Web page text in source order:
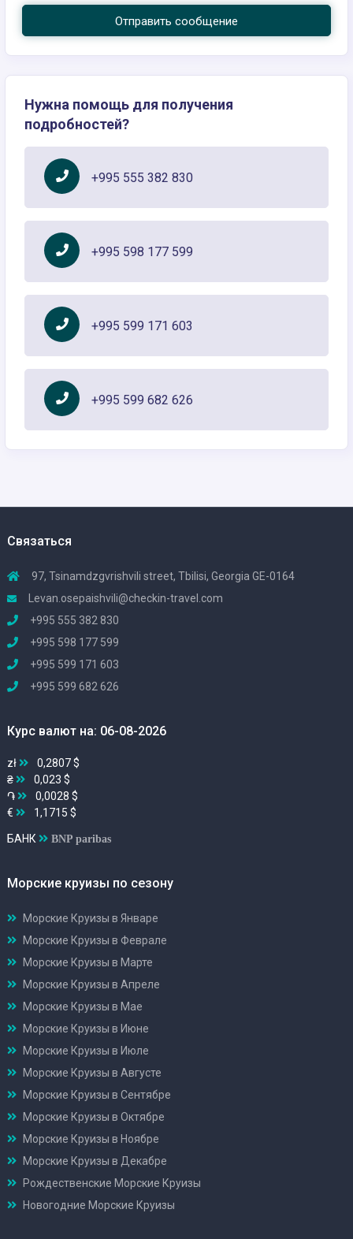
Отправить сообщение
Нужна помощь для получения
подробностей?
+995 555 382 830
+995 598 177 599
+995 599 171 603
+995 599 682 626
Связаться
97, Tsinamdzgvrishvili street, Tbilisi, Georgia GE-0164
Levan.osepaishvili@checkin-travel.com
+995 555 382 830
+995 598 177 599
+995 599 171 603
+995 599 682 626
Курс валют на: 06-08-2026
zł
0,2807 $
₴
0,023 $
֏
0,0028 $
€
1,1715 $
БАНК BNP paribas
Морские круизы по сезону
Морские Круизы в Январе
Морские Круизы в Феврале
Морские Круизы в Марте
Морские Круизы в Апреле
Морские Круизы в Мае
Морские Круизы в Июне
Морские Круизы в Июле
Морские Круизы в Августе
Морские Круизы в Сентябре
Морские Круизы в Октябре
Морские Круизы в Ноябре
Морские Круизы в Декабре
Рождественские Морские Круизы
Новогодние Морские Круизы